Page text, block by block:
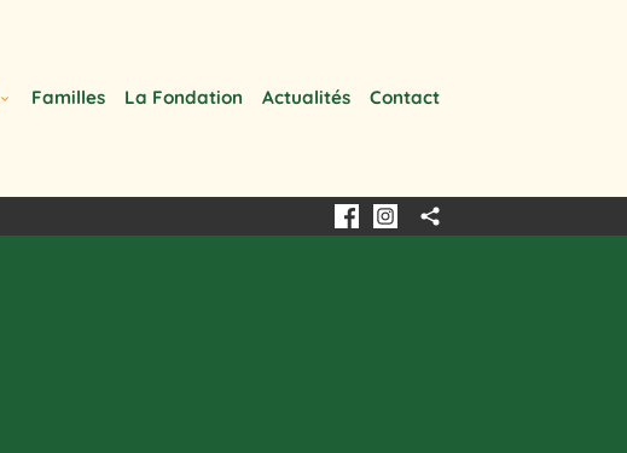
Familles La Fondation Actualités Contact